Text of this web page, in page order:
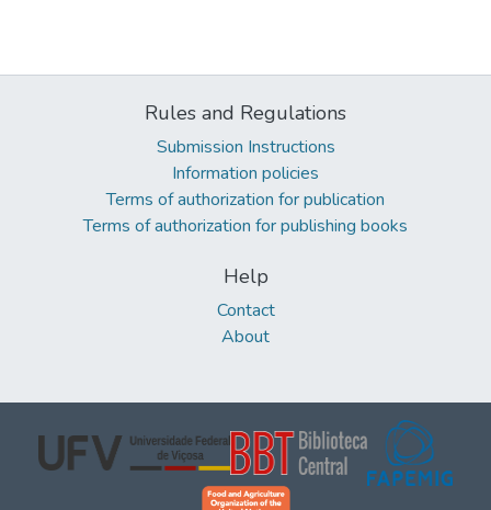
Rules and Regulations
Submission Instructions
Information policies
Terms of authorization for publication
Terms of authorization for publishing books
Help
Contact
About